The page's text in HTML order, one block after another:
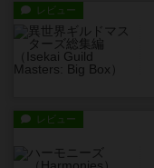
レビュー
レビュー